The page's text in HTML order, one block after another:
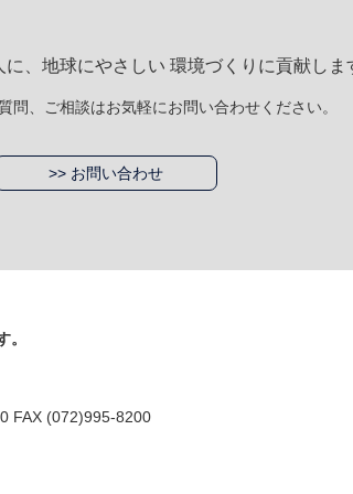
、地球にやさしい 環境づくりに貢献しま
問、ご相談はお気軽にお問い合わせください。
>> お問い合わせ
FAX (072)995-8200